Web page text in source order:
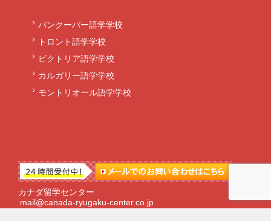
バンクーバー語学学校
トロント語学学校
ビクトリア語学学校
カルガリー語学学校
モントリオール語学学校
カナダ留学センター
mail@canada-ryugaku-center.co.jp